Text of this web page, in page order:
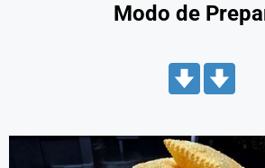
Modo de